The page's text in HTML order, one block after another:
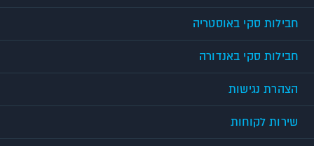
חבילות סקי באוסטריה
חבילות סקי באנדורה
הצהרת נגישות
שירות לקוחות